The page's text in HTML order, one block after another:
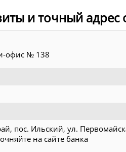
и точный адрес
офис № 138
пос. Ильский, ул.
на сайте банка